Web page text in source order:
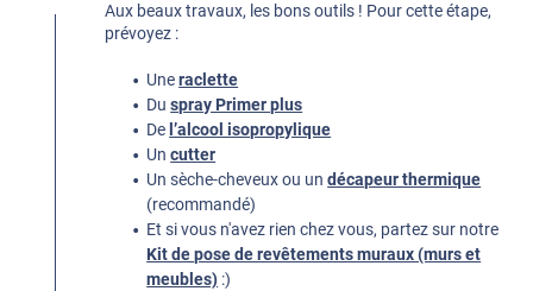
Aux beaux travaux, les bons outils ! Pour cette étape,
prévoyez :
Uneraclette
Duspray Primer plus
De l’alcool isopropylique
Uncutter
Un sèche-cheveux ou undécapeur thermique
(recommandé)
Et si vous n'avez rien chez vous, partez sur notre
Kit de pose de revêtements muraux (murs et
meubles) :)